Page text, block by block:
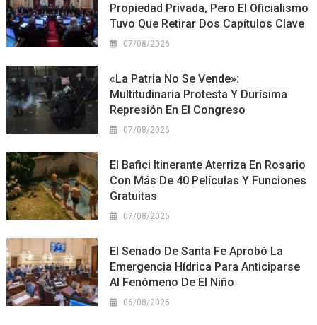
Propiedad Privada, Pero El Oficialismo
Tuvo Que Retirar Dos Capítulos Clave
07/08/2026
«La Patria No Se Vende»:
Multitudinaria Protesta Y Durísima
Represión En El Congreso
07/08/2026
El Bafici Itinerante Aterriza En Rosario
Con Más De 40 Películas Y Funciones
Gratuitas
07/08/2026
El Senado De Santa Fe Aprobó La
Emergencia Hídrica Para Anticiparse
Al Fenómeno De El Niño
06/08/2026